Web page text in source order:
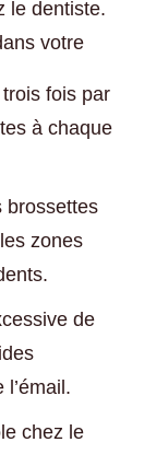
le dentiste.
votre
fois par
à chaque
brossettes
zones
de
l’émail.
chez le